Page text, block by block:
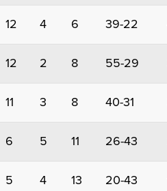
12 4 6 39-22
12 2 8 55-29
11 3 8 40-31
6 5 11 26-43
5 4 13 20-43